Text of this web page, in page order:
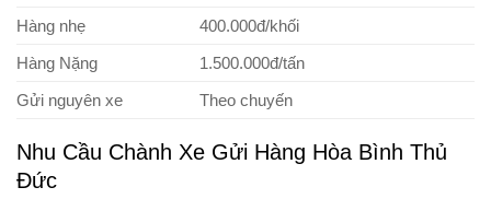
Hàng nhẹ
400.000đ/khối
Hàng Nặng
1.500.000đ/tấn
Gửi nguyên xe
Theo chuyến
Nhu Cầu Chành Xe Gửi Hàng Hòa Bình Thủ
Đức